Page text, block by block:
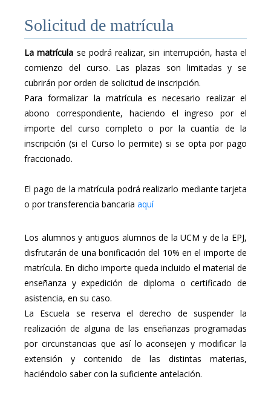
Solicitud de matrícula
La matrícula se podrá realizar, sin interrupción, hasta el
comienzo del curso. Las plazas son limitadas y se
cubrirán por orden de solicitud de inscripción.
Para formalizar la matrícula es necesario realizar el
abono correspondiente, haciendo el ingreso por el
importe del curso completo o por la cuantía de la
inscripción (si el Curso lo permite) si se opta por pago
fraccionado.
El pago de la matrícula podrá realizarlo mediante tarjeta
o por transferencia bancaria aquí
Los alumnos y antiguos alumnos de la UCM y de la EPJ,
disfrutarán de una bonificación del 10% en el importe de
matrícula. En dicho importe queda incluido el material de
enseñanza y expedición de diploma o certificado de
asistencia, en su caso.
La Escuela se reserva el derecho de suspender la
realización de alguna de las enseñanzas programadas
por circunstancias que así lo aconsejen y modificar la
extensión y contenido de las distintas materias,
haciéndolo saber con la suficiente antelación.